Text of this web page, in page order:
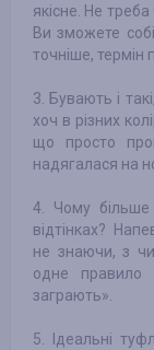
якісне. Не
Ви зможете
точніше, термін
3. Бувають і
хоч в різних
що просто
надягалася на
4. Чому більше
відтінках?
не знаючи, з
одне правило
заграють».
5. Ідеальні